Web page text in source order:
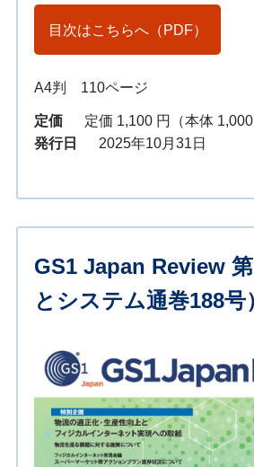
目次はこちらへ（PDF）
A4判 110ページ
定価
定価 1,100 円（本体 1,000
発行日
2025年10月31日
GS1 Japan Review
とシステム通巻188号